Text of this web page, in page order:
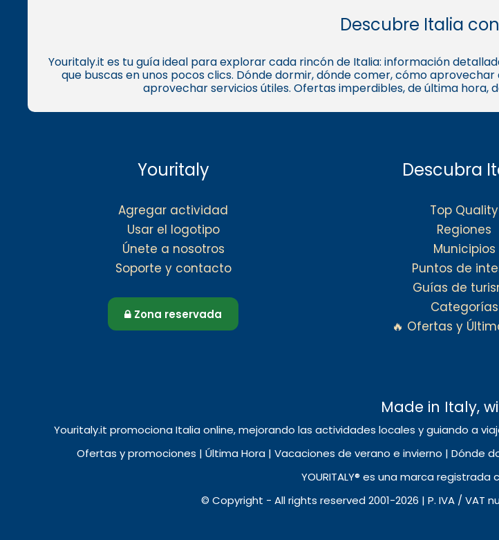
Descubre Italia
Youritaly.it es tu guía ideal para explorar cada rincón de Italia: información
que buscas en unos pocos clics. Dónde dormir, dónde comer, cómo
aprovechar servicios útiles. Ofertas imperdibles, de última hora,
Youritaly
Agregar actividad
Usar el logotipo
Únete a nosotros
Soporte y contacto
Zona reservada
Descubra
Top Quality
Regiones
Municipios
Puntos de
Guías de
Categorías
🔥 Ofertas y
Made in Italy,
Youritaly.it promociona Italia online, mejorando las actividades locales y guiando a
Ofertas y promociones | Última Hora | Vacaciones de verano e invierno | Dónde
YOURITALY® es una marca
© Copyright - All rights reserved 2001-2026 | P. IVA / VAT